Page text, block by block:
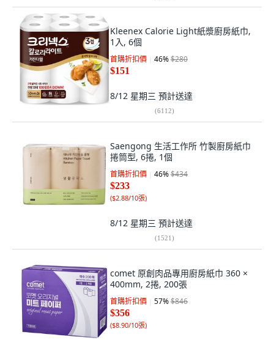
Kleenex Calorie Light紙漿廚房紙巾,
1入, 6個
首購折扣價 46%$280
$151
8/12 星期三 預計送達
(6112)
Saengong 生活工作所 竹製廚房紙巾
捲筒型, 6捲, 1個
首購折扣價 46%$434
$233
($2.88/10張)
8/12 星期三 預計送達
(1521)
comet 原創肉品專用廚房紙巾 360 ×
400mm, 2捲, 200張
首購折扣價 57%$846
$356
($8.90/10張)